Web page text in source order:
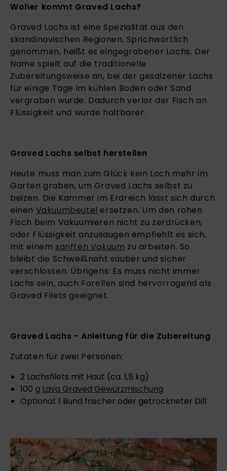
Woher kommt Graved Lachs?
Graved Lachs ist eine Spezialität aus den
skandinavischen Regionen. Sprichwörtlich
genommen, heißt es eingegrabener Lachs. Der
Name spielt auf die traditionelle
Zubereitungsweise an, bei der gesalzener Lachs
für einige Tage im kühlen Boden oder Sand
vergraben wurde. Dadurch verlor der Fisch an
Flüssigkeit und wurde haltbarer.
Graved Lachs selbst herstellen
Heute muss man zum Glück kein Loch mehr im
Garten graben, um Graved Lachs selbst zu
beizen. Die Kammer im Erdreich lässt sich durch
einen Vakuumbeutel ersetzen. Um den rohen
Fisch beim Vakuumieren nicht zu zerdrücken,
oder Flüssigkeit anzusaugen empfiehlt es sich,
mit einem sanften Vakuum zu arbeiten. So
bleibt die Schweißnaht sauber und sicher
verschlossen. Übrigens: Es muss nicht immer
Lachs sein, auch Forellen sind hervorragend als
Graved Filets geeignet.
Graved Lachs - Anleitung für die Zubereitung
Zutaten für zwei Personen:
2 Lachsfilets mit Haut (ca. 1,5 kg)
100 g Lava Graved Gewürzmischung
Optional: 1 Bund frischer oder getrockneter Dill